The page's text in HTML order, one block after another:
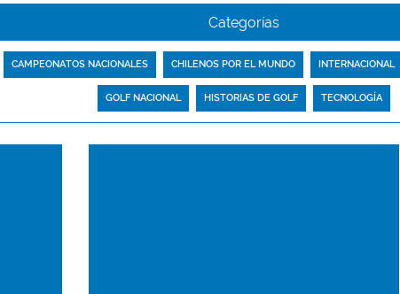
Categorías
CAMPEONATOS NACIONALES CHILENOS POR EL MUNDO INTERNACIONAL
GOLF NACIONAL HISTORIAS DE GOLF TECNOLOGÍA